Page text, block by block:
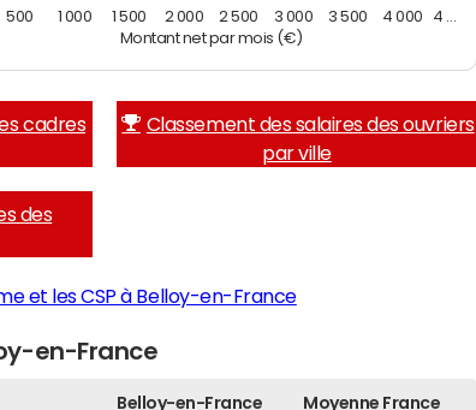
Montant net par mois (€)
500 1 000 1 500 2 000 2 500 3 000 3 500 4 000 4 …
cadres
Classement des salaires des ouvriers
par ville
des
et les CSP à Belloy-en-France
en-France
Belloy-en-France Moyenne France